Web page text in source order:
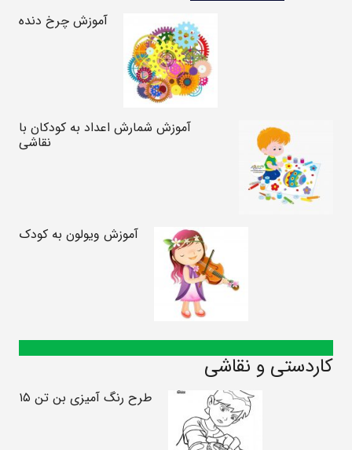
آموزش چرخ دنده
آموزش شمارش اعداد به کودکان با
نقاشی
آموزش ویولون به کودک
کاردستی و نقاشی
طرح رنگ آمیزی بن تن ۱۵